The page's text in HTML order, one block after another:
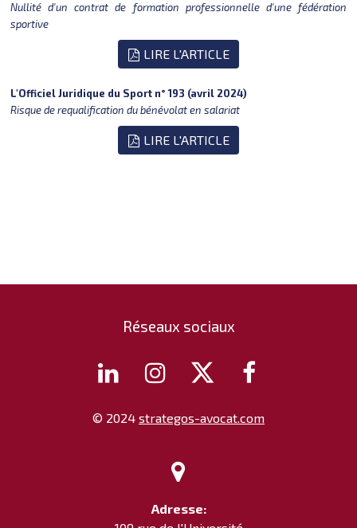
Nullité d'un contrat de formation professionnelle d'une fédération
sportive
 LIRE L'ARTICLE
L'Officiel Juridique du Sport n° 193 (avril 2024)
Risque de requalification du bénévolat en salariat
 LIRE L'ARTICLE
Réseaux sociaux
   
© 2024 strategos-avocat.com

Adresse: